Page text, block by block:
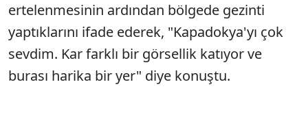
ertelenmesinin ardından bölgede gezinti
yaptıklarını ifade ederek, "Kapadokya'yı çok
sevdim. Kar farklı bir görsellik katıyor ve
burası harika bir yer" diye konuştu.